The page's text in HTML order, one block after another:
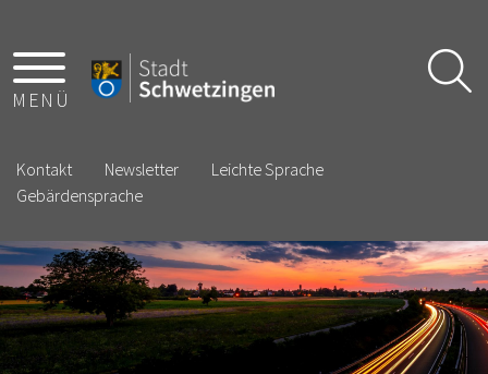
MENÜ
Kontakt Newsletter
Leichte Sprache
Gebärdensprache